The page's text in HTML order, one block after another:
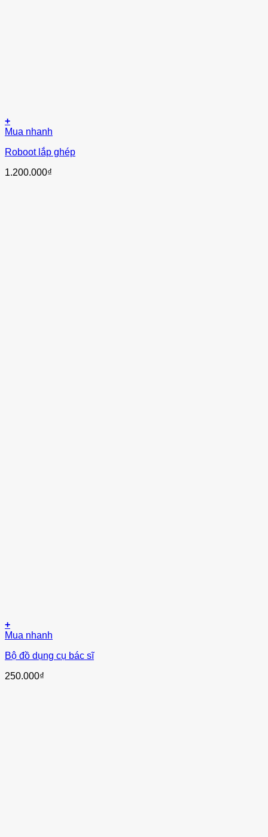
+
Mua nhanh
Roboot lắp ghép
1.200.000₫
+
Mua nhanh
Bộ đồ dụng cụ bác sĩ
250.000₫